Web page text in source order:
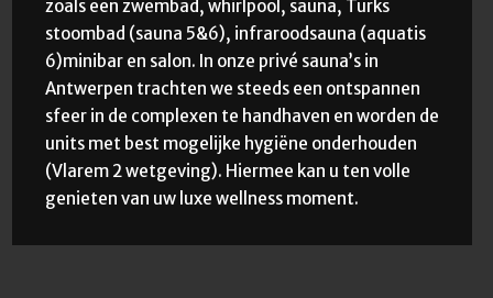
zoals een zwembad, whirlpool, sauna, Turks
stoombad (sauna 5&6), infraroodsauna (aquatis
6)minibar en salon. In onze privé sauna’s in
Antwerpen trachten we steeds een ontspannen
sfeer in de complexen te handhaven en worden de
units met best mogelijke hygiëne onderhouden
(Vlarem 2 wetgeving). Hiermee kan u ten volle
genieten van uw luxe wellness moment.